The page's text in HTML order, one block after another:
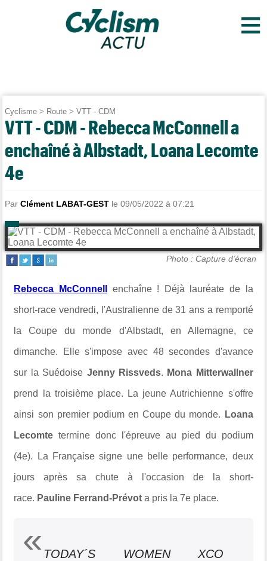
≡
Cyclisme > Route >VTT - CDM
VTT - CDM - Rebecca McConnell a
enchaîné à Albstadt, Loana Lecomte
4e
ParClément LABAT-GEST le 09/05/2022 à 07:21
Photo : Capture d'écran
Rebecca McConnell enchaîne ! Déjà lauréate de la
short-race vendredi, l 'Australienne de 31 ans a remporté
la Coupe du monde d'Albstadt, en Allemagne, ce
dimanche. Elle s'impose avec 48 secondes d'avance
sur la Suédoise Jenny Rissveds. Mona Mitterwallner
prend la troisième place. La jeune Autrichienne s'offre
ainsi son premier podium en Coupe du monde. Loana
Lecomte termine donc l'épreuve au pied du podium
(4e). La Française signe une belle performance, deux
jours après sa chute à l'occasion de la short-
race. Pauline Ferrand-Prévot a pris la 7e place.
TODAY´S WOMEN XCO